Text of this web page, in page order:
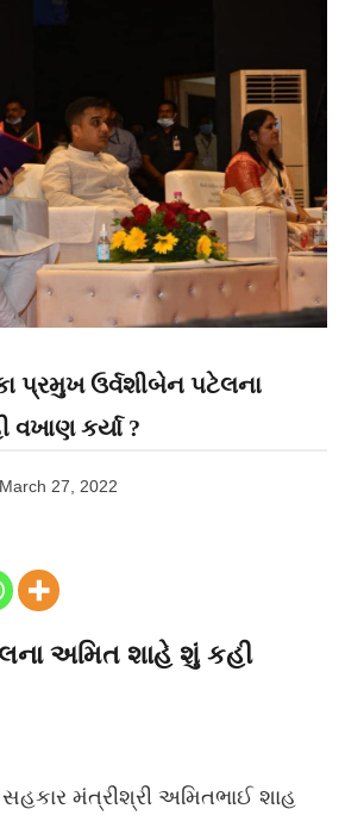
પ્રમુખ ઉર્વશીબેન પટેલના
કર્યા ?
March 27, 2022
અમિત શાહે શું કહી
મંત્રીશ્રી અમિતભાઈ શાહ